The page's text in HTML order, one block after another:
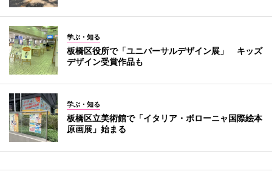
学ぶ・知る
板橋区役所で「ユニバーサルデザイン展」 キッズ
デザイン受賞作品も
学ぶ・知る
板橋区立美術館で「イタリア・ボローニャ国際絵本
原画展」始まる